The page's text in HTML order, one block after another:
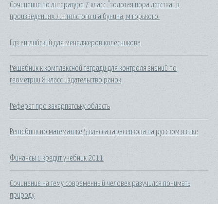
Сочинение по литературе 7 класс "золотая пора детства" в
произведениях л.н.толстого и а.бунина, м.горького.
Гдз английский для менеджеров колесникова
Решебник к комплексной тетради для контроля знаний по
геометрии 8 класс издательство ранок
Реферат про закарпатську область
Решебник по математике 5 класса тарасенкова на русском языке
Финансы и кредит учебник 2011
Сочинение на тему современный человек разучился понимать
природу